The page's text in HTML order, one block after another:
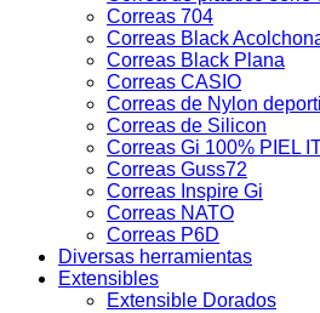
Correas 704
Correas Black
Correas Black Plana
Correas CASIO
Correas de Nylon
Correas de Silicon
Correas Gi 100% PIEL
Correas Guss72
Correas Inspire Gi
Correas NATO
Correas P6D
Diversas herramientas
Extensibles
Extensible Dorados